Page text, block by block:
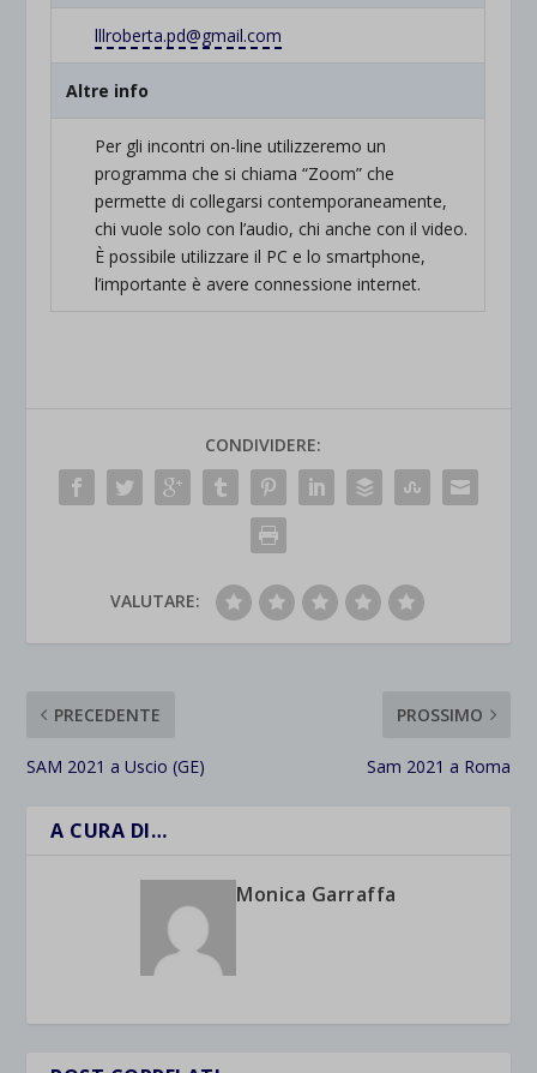
lllroberta.pd@gmail.com
Altre info
Per gli incontri on-line utilizzeremo un
programma che si chiama “Zoom” che
permette di collegarsi contemporaneamente,
chi vuole solo con l’audio, chi anche con il video.
È possibile utilizzare il PC e lo smartphone,
l’importante è avere connessione internet.
CONDIVIDERE:
VALUTARE:
PRECEDENTE
SAM 2021 a Uscio (GE)
PROSSIMO
Sam 2021 a Roma
A CURA DI…
Monica Garraffa